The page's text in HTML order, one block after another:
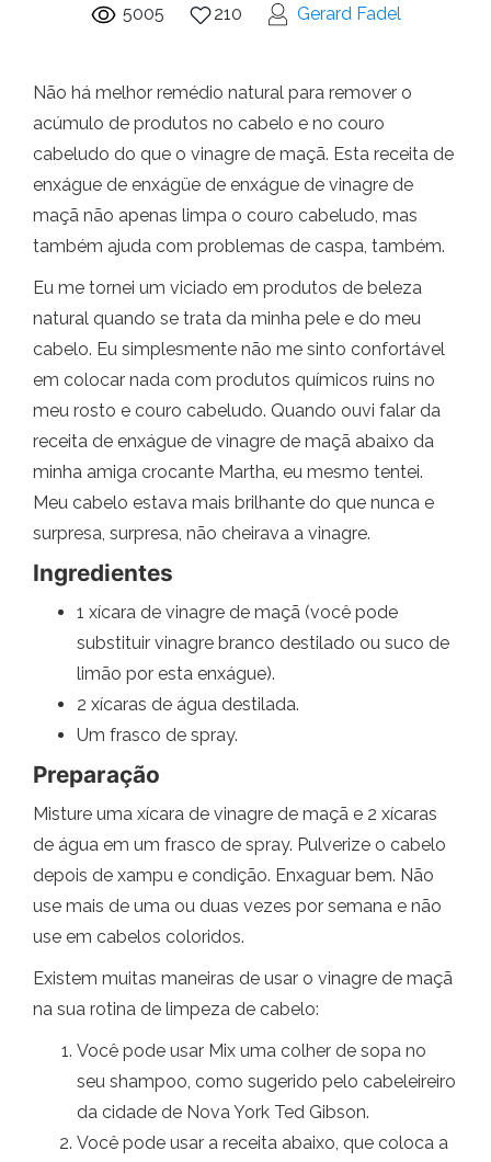
5005 210 Gerard Fadel
Não há melhor remédio natural para remover o
acúmulo de produtos no cabelo e no couro
cabeludo do que o vinagre de maçã. Esta receita de
enxágue de enxágüe de enxágue de vinagre de
maçã não apenas limpa o couro cabeludo, mas
também ajuda com problemas de caspa, também.
Eu me tornei um viciado em produtos de beleza
natural quando se trata da minha pele e do meu
cabelo. Eu simplesmente não me sinto confortável
em colocar nada com produtos químicos ruins no
meu rosto e couro cabeludo. Quando ouvi falar da
receita de enxágue de vinagre de maçã abaixo da
minha amiga crocante Martha, eu mesmo tentei.
Meu cabelo estava mais brilhante do que nunca e
surpresa, surpresa, não cheirava a vinagre.
Ingredientes
1 xícara de vinagre de maçã (você pode
substituir vinagre branco destilado ou suco de
limão por esta enxágue).
2 xícaras de água destilada.
Um frasco de spray.
Preparação
Misture uma xícara de vinagre de maçã e 2 xícaras
de água em um frasco de spray. Pulverize o cabelo
depois de xampu e condição. Enxaguar bem. Não
use mais de uma ou duas vezes por semana e não
use em cabelos coloridos.
Existem muitas maneiras de usar o vinagre de maçã
na sua rotina de limpeza de cabelo:
Você pode usar Mix uma colher de sopa no
seu shampoo, como sugerido pelo cabeleireiro
da cidade de Nova York Ted Gibson.
Você pode usar a receita abaixo, que coloca a